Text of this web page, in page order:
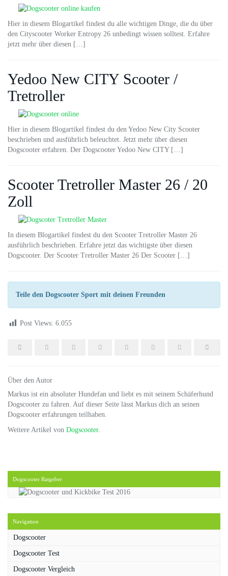
Hier in diesem Blogartikel findest du alle wichtigen Dinge, die du über
den Cityscooter Worker Entropy 26 unbedingt wissen solltest. Erfahre
jetzt mehr über diesen […]
Yedoo New CITY Scooter /
Tretroller
Hier in diesem Blogartikel findest du den Yedoo New City Scooter
beschrieben und ausführlich beleuchtet. Jetzt mehr über diesen
Dogscooter erfahren. Der Dogscooter Yedoo New CITY […]
Scooter Tretroller Master 26 / 20
Zoll
In diesem Blogartikel findest du den Scooter Tretroller Master 26
ausführlich beschrieben. Erfahre jetzt das wichtigste über diesen
Dogscooter. Der Scooter Tretroller Master 26 Der Scooter […]
Teile den Dogscooter Sport mit deinen Freunden
Post Views: 6.055
Über den Autor
Markus ist ein absoluter Hundefan und liebt es mit seinem Schäferhund
Dogscooter zu fahren. Auf dieser Seite lässt Markus dich an seinen
Dogscooter erfahrungen teilhaben.
Weitere Artikel von Dogscooter.
Dogscooter Ratgeber
Navigation
Dogscooter
Dogscooter Test
Dogscooter Vergleich